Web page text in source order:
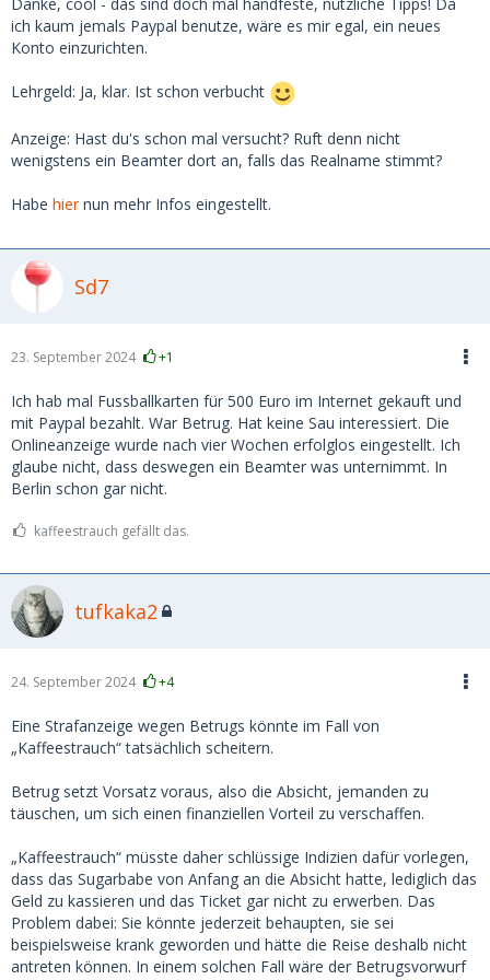
Studierendenvertretung. Ich könnte natürlich versuchen, sie
über die Uni zu kontaktieren und sie so wissen zu lassen,
bekommen - aber das ist wohl riskant wegen ner
Verleumdungs-Gegenklage und ich müsste wohl - wenn
schon - den sauberen Weg über eine Anzeige gehen. Ihre
Profilbilder schlugen in der Reverse-Image-Suche nicht an
und stimmten mit der Person überein, die ich im Videochat
sah. Verdächtig ist allenfalls, dass unter ihrem Namen (sie
behauptete, demnächst ihren Master zu machen) keinerlei
Publikationen oder Assistenztätigkeiten zu ergoogeln waren
und auch kein sinnvolles Linkedin-Profil sichtbar war (nur
ein sehr leeres).
weg) vor ihrem Semesterbeginn nächste Woche. Sie wolle in
meiner Gegend ohnehin noch Freunde besuchen, ob ich ihr
denn beim Ticket und Hotel ein wenig finanziell helfen
könne, sonst wolle sie nichts. Natürlich läuten da alle
Alarmglocken betreffend "Vorschussbetrug" - aber sie
machte das sehr perfid: Sie gab vor, DB-Tickets für die
Anreise zu kaufen.
Auf den offenbar nicht manipulierten Screenshots der DB-
Spartickets, die sie gebucht hatte, stand zwar "nicht
stornierbar", aber jetzt kommt's:
der Bahn, dass alle - auch nicht stornierbare - Online-
ich leider nicht wusste. Scheibenkleister, voll reingetappt.
Ich zahlte demnach via Paypal 200 Euro als Kostenbeitrag,
wobei sie mich vorher sogar per Videocall sehr süss gebeten
sie doch eine arme Bafög-Studentin sei. Auch da wieder: Da
hätte ich stutzig werden müssen. Aber die nicht
Die Paypal-Überweisung klappte. Ich war aber dennoch
skeptisch und schaute unter der DB-Buchungsnummer und
dem Nachnamen auf der DB-Website nach - die Tickets
waren tatsächlich kurz nach dem Kauf storniert worden.
ich kaum jemals Paypal benutze, wäre es mir egal, ein neues
Konto einzurichten.
Lehrgeld: Ja, klar. Ist schon verbucht
Anzeige: Hast du's schon mal versucht? Ruft denn nicht
wenigstens ein Beamter dort an, falls das Realname stimmt?
Habe hiernun mehr Infos eingestellt.
Sd7
23. September 2024 +1
Ich hab mal Fussballkarten für 500 Euro im Internet gekauft und
mit Paypal bezahlt. War Betrug. Hat keine Sau interessiert. Die
Onlineanzeige wurde nach vier Wochen erfolglos eingestellt. Ich
glaube nicht, dass deswegen ein Beamter was unternimmt. In
Berlin schon gar nicht.
kaffeestrauch gefällt das.
tufkaka2
24. September 2024 +4
Eine Strafanzeige wegen Betrugs könnte im Fall von
„Kaffeestrauch“ tatsächlich scheitern.
Betrug setzt Vorsatz voraus, also die Absicht, jemanden zu
täuschen, um sich einen finanziellen Vorteil zu verschaffen.
„Kaffeestrauch“ müsste daher schlüssige Indizien dafür vorlegen,
dass das Sugarbabe von Anfang an die Absicht hatte, lediglich das
Geld zu kassieren und das Ticket gar nicht zu erwerben. Das
Problem dabei: Sie könnte jederzeit behaupten, sie sei
beispielsweise krank geworden und hätte die Reise deshalb nicht
antreten können. In einem solchen Fall wäre der Betrugsvorwurf